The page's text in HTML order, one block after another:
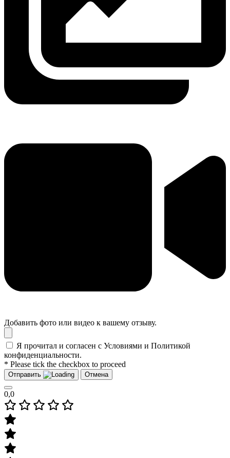
Добавить фото или видео к вашему отзыву.
Я прочитал и согласен с Условиями и Политикой
конфиденциальности.
* Please tick the checkbox to proceed
Отправить Отмена
0,0